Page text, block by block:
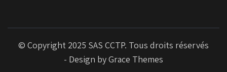
© Copyright 2025 SAS CCTP. Tous droits réservés
- Design byGrace Themes